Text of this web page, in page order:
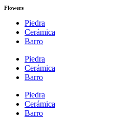
Flowers
Piedra
Cerámica
Barro
Piedra
Cerámica
Barro
Piedra
Cerámica
Barro